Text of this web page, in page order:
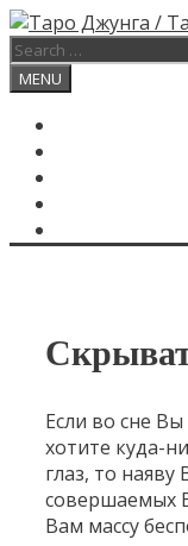
Skip
to
content
Search
for:
Search
MENU
Если во сне
хотите куда-
глаз, то
совершаемых
Вам массу